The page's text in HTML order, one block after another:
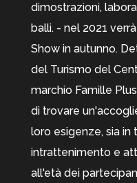
dimostrazioni,
balli. - nel 2021
Show in autunno.
del Turismo del
marchio Famille
di trovare
loro esigenze, sia in
intrattenimento e
all'età dei